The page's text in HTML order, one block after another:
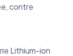
contre
Lithium-ion